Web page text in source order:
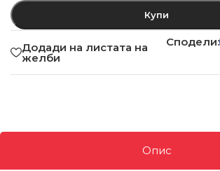
Купи
Додади на листата на
желби
Сподели:
Опис